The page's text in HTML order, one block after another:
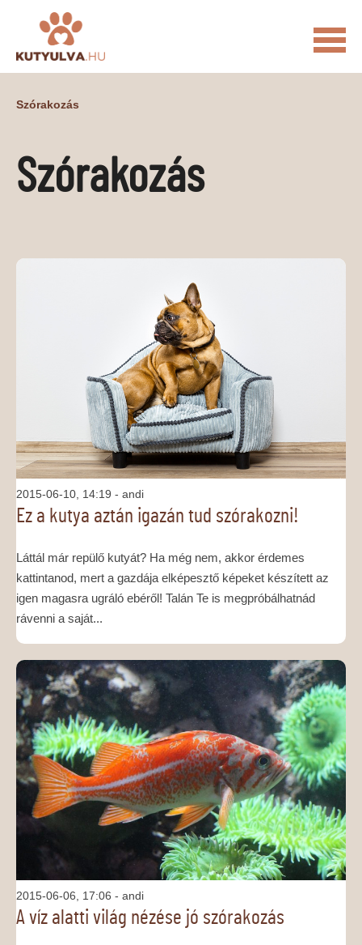
KUTYULVA – HÍREK
CUKI ÉLETKÉPEK NÖVÉNYEK
ÁLLATI SZOLGÁLTATÁSOK
MÉDIAAJÁNLAT
KAPCSOLAT
Szórakozás
Szórakozás
2015-06-10, 14:19 - andi
Ez a kutya aztán igazán tud szórakozni!
Láttál már repülő kutyát? Ha még nem, akkor érdemes
kattintanod, mert a gazdája elképesztő képeket készített az
igen magasra ugráló ebéről! Talán Te is megpróbálhatnád
rávenni a saját...
2015-06-06, 17:06 - andi
A víz alatti világ nézése jó szórakozás